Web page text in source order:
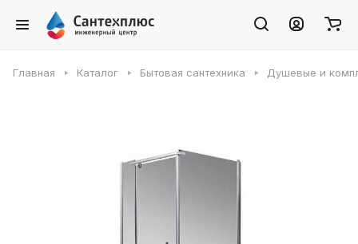
Главная Каталог Бытовая сантехника Душевые и